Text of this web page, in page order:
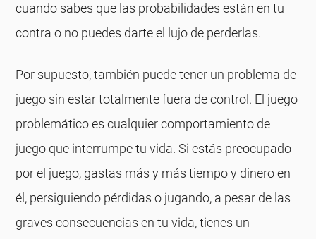
cuando sabes que las probabilidades están en tu
contra o no puedes darte el lujo de perderlas.
Por supuesto, también puede tener un problema de
juego sin estar totalmente fuera de control. El juego
problemático es cualquier comportamiento de
juego que interrumpe tu vida. Si estás preocupado
por el juego, gastas más y más tiempo y dinero en
él, persiguiendo pérdidas o jugando, a pesar de las
graves consecuencias en tu vida, tienes un